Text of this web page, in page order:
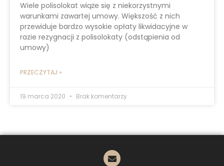
Wiele polisolokat wiąże się z niekorzystnymi
warunkami zawartej umowy. Większość z nich
przewiduje bardzo wysokie opłaty likwidacyjne w
razie rezygnacji z polisolokaty (odstąpienia od
umowy)
PRZECZYTAJ »
19 marca 2020 Brak komentarzy